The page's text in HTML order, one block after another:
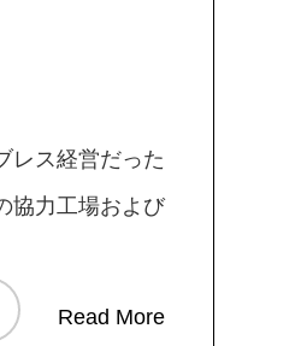
レス経営だった
協力工場および
Read More